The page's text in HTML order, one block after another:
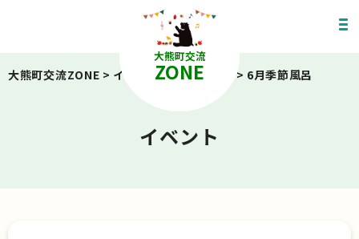
大熊町交流
ZONE
大熊町交流ZONE > イベント>ほっと大熊 > 6月季節風呂
イベント